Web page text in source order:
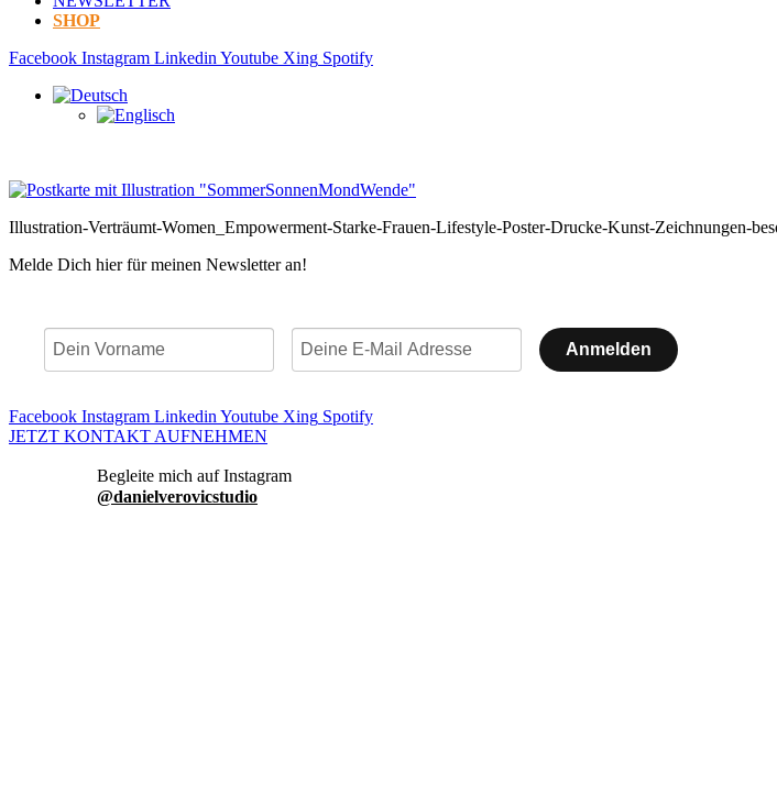
SHOP
Facebook Instagram Linkedin Youtube Xing Spotify
Illustration-Verträumt-Women_Empowerment-Starke-Frauen-Lifestyle-Poster-Drucke-Kunst-Zeichnungen-
Melde Dich hier für meinen Newsletter an!
Anmelden
Facebook Instagram Linkedin Youtube Xing Spotify
JETZT KONTAKT AUFNEHMEN
danielverovicstudio